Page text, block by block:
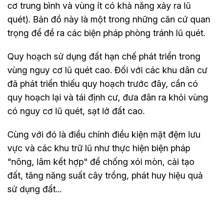
cơ trung bình và vùng ít có khả năng xảy ra lũ
quét). Bản đồ này là một trong những căn cứ quan
trọng để đề ra các biện pháp phòng tránh lũ quét.
Quy hoạch sử dụng đất hạn chế phát triển trong
vùng nguy cơ lũ quét cao. Đối với các khu dân cư
đã phát triển thiếu quy hoạch trước đây, cần có
quy hoạch lại và tái định cư, đưa đân ra khỏi vùng
có nguy cơ lũ quét, sạt lở đất cao.
Cùng với đó là điều chỉnh điều kiện mặt đệm lưu
vực và các khu trữ lũ như thực hiện biện pháp
"nông, lâm kết hợp" để chống xói mòn, cải tạo
đất, tăng năng suất cây trồng, phát huy hiệu quả
sử dụng đất...